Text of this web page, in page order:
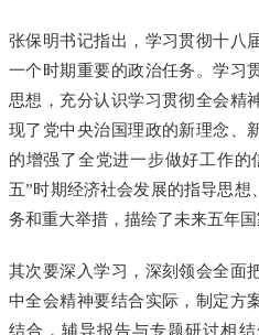
张保明书记指出，学习贯彻十八
一个时期重要的政治任务。学习
思想，充分认识学习贯彻全会精
现了党中央治国理政的新理念、
的增强了全党进一步做好工作的
五”时期经济社会发展的指导思
务和重大举措，描绘了未来五年国
其次要深入学习，深刻领会全面
中全会精神要结合实际，制定方
结合，辅导报告与专题研讨相